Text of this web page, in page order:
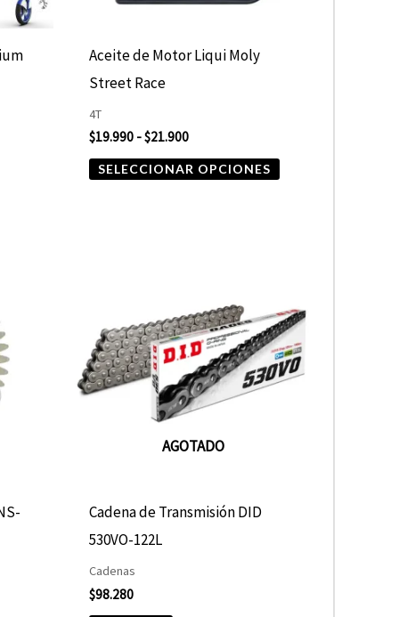
Aceite de Motor Liqui Moly
Street Race
4T
$19.990 -$21.900
SELECCIONAR OPCIONES
de
producto
AGOTADO
Cadena de Transmisión DID
530VO-122L
Cadenas
$98.280